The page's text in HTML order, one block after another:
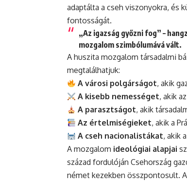
adaptálta a cseh viszonyokra, és
fontosságát.
„Az igazság győzni fog” –
mozgalom szimbólumává vált.
A huszita mozgalom társadalmi
megtalálhatjuk:
A városi polgárságot, akik
A kisebb nemességet, akik
A parasztságot, akik
Az értelmiségieket, akik a
A cseh nacionalistákat, akik
A mozgalom ideológiai alapjai
század fordulóján Csehország
német kezekben összpontosult.